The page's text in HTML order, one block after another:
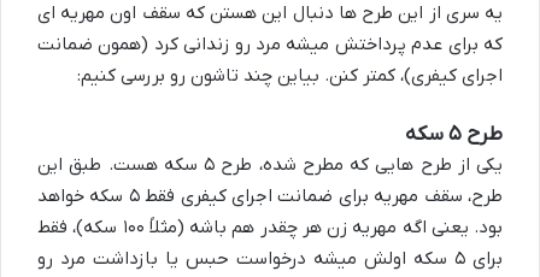
یه سری از این طرح ها دنبال این هستن که سقف اون مهریه ای
که برای عدم پرداختش میشه مرد رو زندانی کرد (همون ضمانت
اجرای کیفری)، کمتر کنن. بیاین چند تاشون رو بررسی کنیم:
طرح ۵ سکه
یکی از طرح هایی که مطرح شده، طرح ۵ سکه هست. طبق این
طرح، سقف مهریه برای ضمانت اجرای کیفری فقط ۵ سکه خواهد
بود. یعنی اگه مهریه زن هر چقدر هم باشه (مثلاً ۱۰۰ سکه)، فقط
برای ۵ سکه اولش میشه درخواست حبس یا بازداشت مرد رو